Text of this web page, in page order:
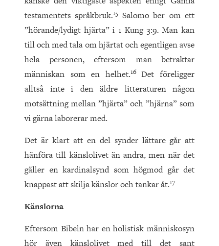
testamentets språkbruk.15 Salomo ber om ett
”hörande/lydigt hjärta” i 1 Kung 3:9. Man kan
till och med tala om hjärtat och egentligen avse
hela personen, eftersom man betraktar
människan som en helhet.16Det föreligger
alltså inte i den äldre litteraturen någon
motsättning mellan ”hjärta” och ”hjärna” som
vi gärna laborerar med.
Det är klart att en del synder lättare går att
hänföra till känslolivet än andra, men när det
gäller en kardinalsynd som högmod går det
knappast att skilja känslor och tankar åt.17
Känslorna
Eftersom Bibeln har en holistisk människosyn
hör även känslolivet med till det sant